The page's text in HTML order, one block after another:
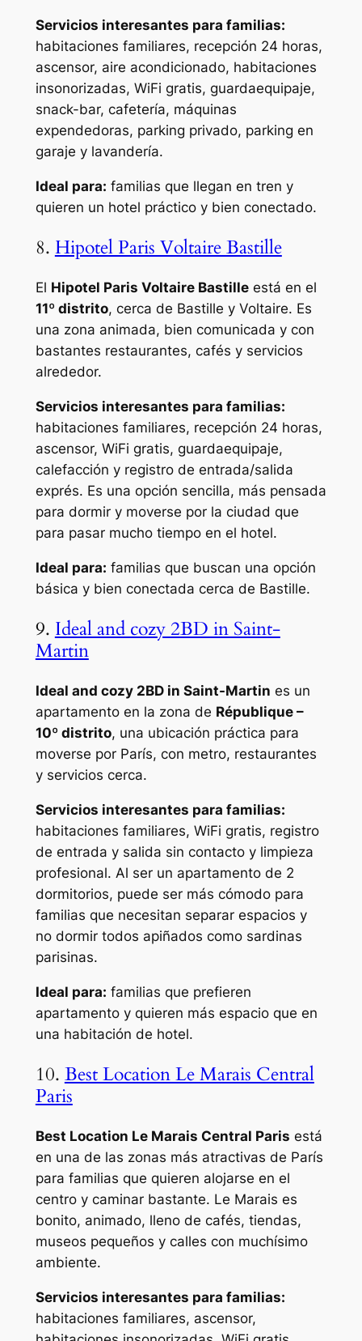
Servicios interesantes para familias:
habitaciones familiares, recepción 24 horas,
ascensor, aire acondicionado, habitaciones
insonorizadas, WiFi gratis, guardaequipaje,
snack-bar, cafetería, máquinas
expendedoras, parking privado, parking en
garaje y lavandería.
Ideal para: familias que llegan en tren y
quieren un hotel práctico y bien conectado.
8. Hipotel Paris Voltaire Bastille
El Hipotel Paris Voltaire Bastilleestá en el
11º distrito, cerca de Bastille y Voltaire. Es
una zona animada, bien comunicada y con
bastantes restaurantes, cafés y servicios
alrededor.
Servicios interesantes para familias:
habitaciones familiares, recepción 24 horas,
ascensor, WiFi gratis, guardaequipaje,
calefacción y registro de entrada/salida
exprés. Es una opción sencilla, más pensada
para dormir y moverse por la ciudad que
para pasar mucho tiempo en el hotel.
Ideal para: familias que buscan una opción
básica y bien conectada cerca de Bastille.
9. Ideal and cozy 2BD in Saint-
Martin
Ideal and cozy 2BD in Saint-Martin es un
apartamento en la zona de République –
10º distrito, una ubicación práctica para
moverse por París, con metro, restaurantes
y servicios cerca.
Servicios interesantes para familias:
habitaciones familiares, WiFi gratis, registro
de entrada y salida sin contacto y limpieza
profesional. Al ser un apartamento de 2
dormitorios, puede ser más cómodo para
familias que necesitan separar espacios y
no dormir todos apiñados como sardinas
parisinas.
Ideal para: familias que prefieren
apartamento y quieren más espacio que en
una habitación de hotel.
10. Best Location Le Marais Central
Paris
Best Location Le Marais Central Paris está
en una de las zonas más atractivas de París
para familias que quieren alojarse en el
centro y caminar bastante. Le Marais es
bonito, animado, lleno de cafés, tiendas,
museos pequeños y calles con muchísimo
ambiente.
Servicios interesantes para familias:
habitaciones familiares, ascensor,